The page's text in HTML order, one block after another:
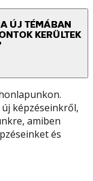
ÚJ TÉMÁBAN
KERÜLTEK
képzéseinkről,
amiben
és